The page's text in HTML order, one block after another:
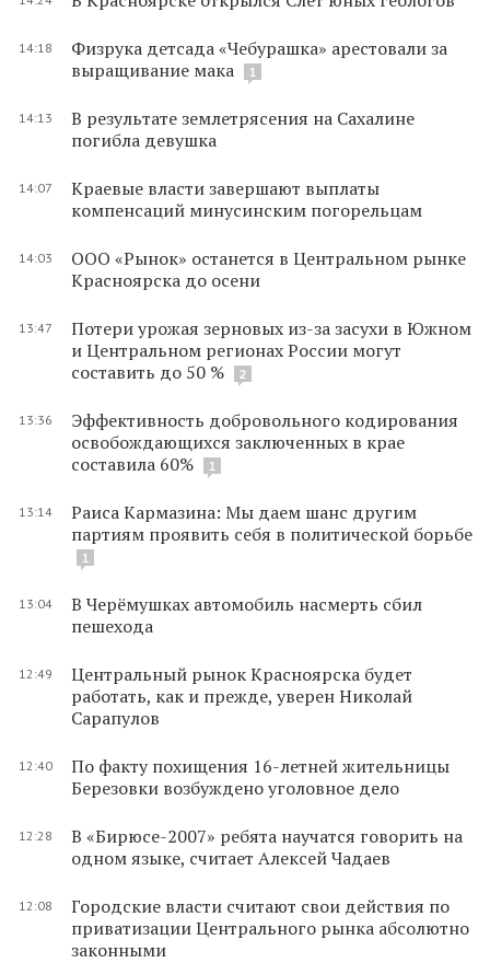
14:18
Физрука детсада «Чебурашка» арестовали за
выращивание мака
1
14:13
В результате землетрясения на Сахалине
погибла девушка
14:07
Краевые власти завершают выплаты
компенсаций минусинским погорельцам
14:03
ООО «Рынок» останется в Центральном рынке
Красноярска до осени
13:47
Потери урожая зерновых из-за засухи в Южном
и Центральном регионах России могут
составить до 50 %
2
13:36
Эффективность добровольного кодирования
освобождающихся заключенных в крае
составила 60%
1
13:14
Раиса Кармазина: Мы даем шанс другим
партиям проявить себя в политической борьбе
1
13:04
В Черёмушках автомобиль насмерть сбил
пешехода
12:49
Центральный рынок Красноярска будет
работать, как и прежде, уверен Николай
Сарапулов
12:40
По факту похищения 16-летней жительницы
Березовки возбуждено уголовное дело
12:28
В «Бирюсе-2007» ребята научатся говорить на
одном языке, считает Алексей Чадаев
12:08
Городские власти считают свои действия по
приватизации Центрального рынка абсолютно
законными